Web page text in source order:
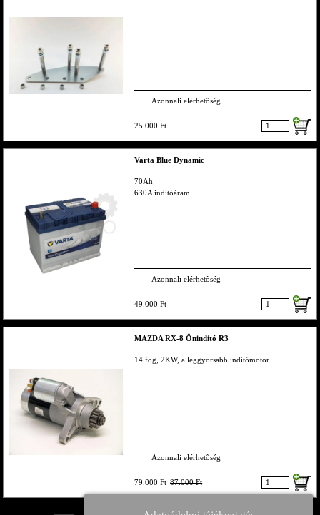
Azonnali elérhetőség
25.000 Ft
Varta Blue Dynamic
70Ah
630A indítóáram
Azonnali elérhetőség
49.000 Ft
MAZDA RX-8 Önindító R3
14 fog, 2KW, a leggyorsabb indítómotor
Azonnali elérhetőség
79.000 Ft 87.000 Ft